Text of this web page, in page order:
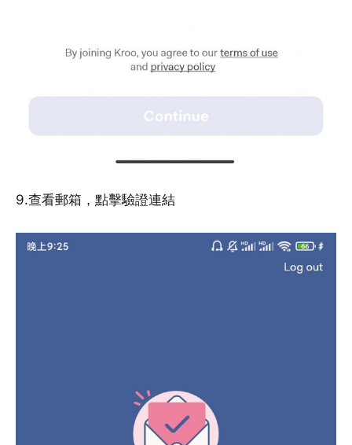
9.查看郵箱，點擊驗證連結